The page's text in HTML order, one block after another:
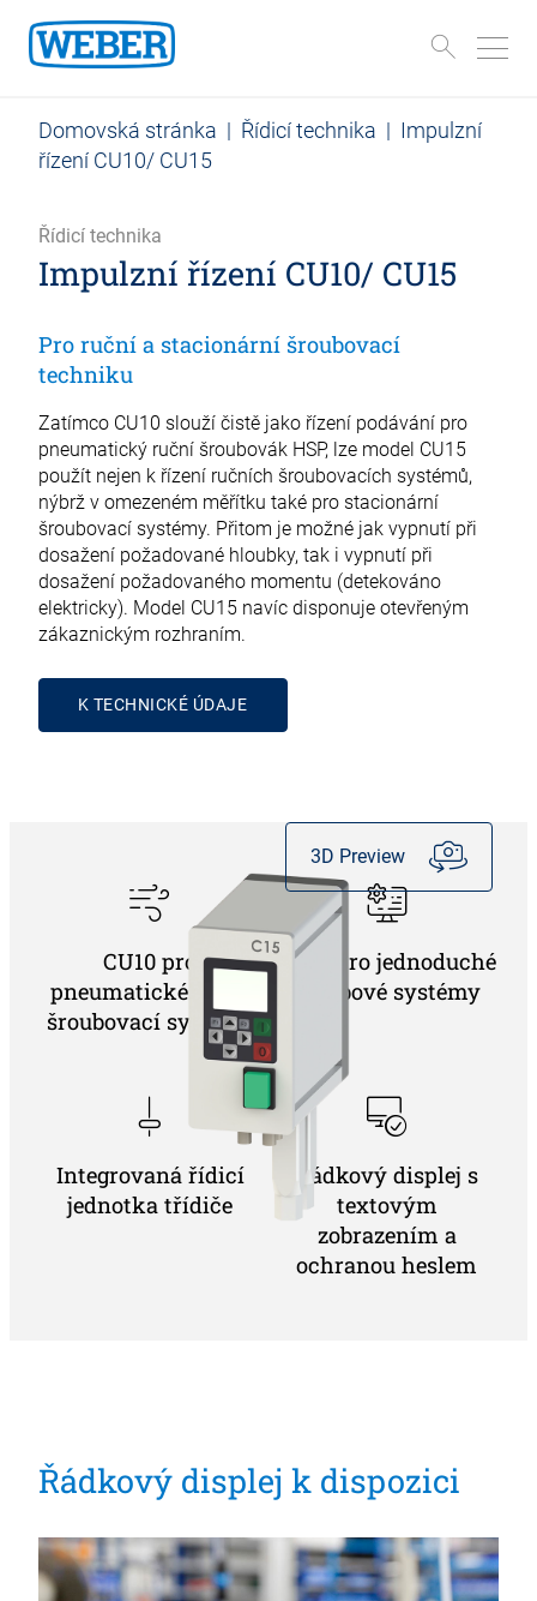
Domovská stránka | Řídicí technika | Impulzní
řízení CU10/ CU15
Řídicí technika
Impulzní řízení CU10/ CU15
Pro ruční a stacionární šroubovací
techniku
Zatímco CU10 slouží čistě jako řízení podávání pro
pneumatický ruční šroubovák HSP, lze model CU15
použít nejen k řízení ručních šroubovacích systémů,
nýbrž v omezeném měřítku také pro stacionární
šroubovací systémy. Přitom je možné jak vypnutí při
dosažení požadované hloubky, tak i vypnutí při
dosažení požadovaného momentu (detekováno
elektricky). Model CU15 navíc disponuje otevřeným
zákaznickým rozhraním.
K TECHNICKÉ ÚDAJE
3D Preview
CU10 pro
pneumatické ruční
šroubovací systémy
CU15 pro jednoduché
šroubové systémy
Integrovaná řídicí
jednotka třídiče
Řádkový displej s
textovým
zobrazením a
ochranou heslem
Řádkový displej k dispozici